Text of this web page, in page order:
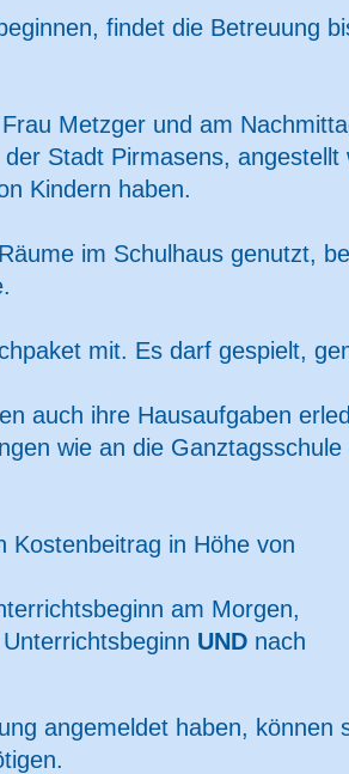
findet die Betreuung
Metzger und am
Stadt Pirmasens, angestellt
Kindern haben.
im Schulhaus genutzt,
mit. Es darf gespielt,
auch ihre Hausaufgaben
wie an die Ganztagsschule
Kostenbeitrag in Höhe von
am Morgen,
UNDnach
angemeldet haben, können